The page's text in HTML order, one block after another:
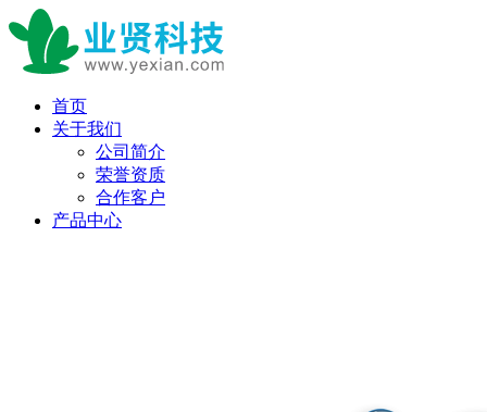
首页
关于我们
公司简介
荣誉资质
合作客户
产品中心